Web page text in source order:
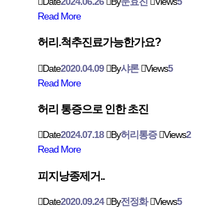
Read More
허리.척추진료가능한가요?
Date2020.04.09 By샤론 Views5
Read More
허리 통증으로 인한 초진
Date2024.07.18 By허리통증 Views2
Read More
피지낭종제거..
Date2020.09.24 By전정화 Views5